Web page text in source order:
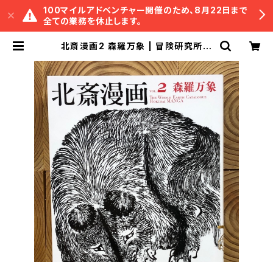
100マイルアドベンチャー開催のため、8月22日まで
全ての業務を休止します。
北斎漫画2 森羅万象 | 冒険研究所書